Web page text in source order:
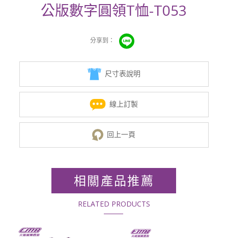
公版數字圓領T恤-T053
尺寸表說明
線上訂製
回上一頁
相關產品推薦
RELATED PRODUCTS